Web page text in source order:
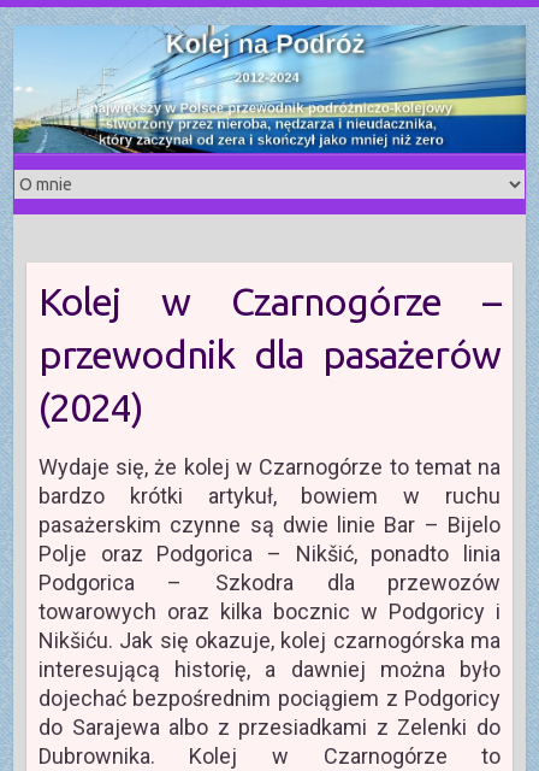
S
k
i
p
t
o
c
o
n
t
e
n
t
Kolej w Czarnogórze –
przewodnik dla pasażerów
(2024)
Wydaje się, że kolej w Czarnogórze to temat na
bardzo krótki artykuł, bowiem w ruchu
pasażerskim czynne są dwie linie Bar – Bijelo
Polje oraz Podgorica – Nikšić, ponadto linia
Podgorica – Szkodra dla przewozów
towarowych oraz kilka bocznic w Podgoricy i
Nikšiću. Jak się okazuje, kolej czarnogórska ma
interesującą historię, a dawniej można było
dojechać bezpośrednim pociągiem z Podgoricy
do Sarajewa albo z przesiadkami z Zelenki do
Dubrownika. Kolej w Czarnogórze to